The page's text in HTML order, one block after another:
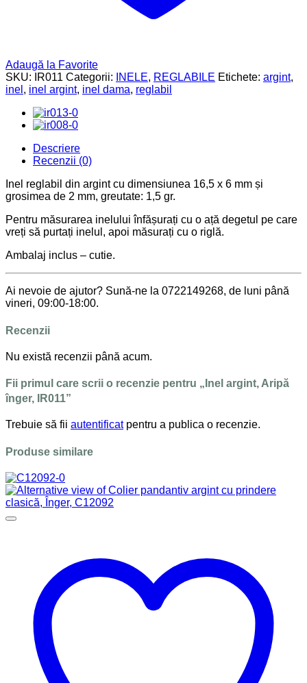
Adaugă la Favorite
SKU:
IR011 Categorii: INELE, REGLABILE Etichete: argint,
inel , inel argint, inel dama, reglabil
Descriere
Recenzii (0)
Inel reglabil din argint cu dimensiunea 16,5 x 6 mm și
grosimea de 2 mm, greutate: 1,5 gr.
Pentru măsurarea inelului înfășurați cu o ață degetul pe care
vreți să purtați inelul, apoi măsurați cu o riglă.
Ambalaj inclus – cutie.
Ai nevoie de ajutor? Sună-ne la 0722149268, de luni până
vineri, 09:00-18:00.
Recenzii
Nu există recenzii până acum.
Fii primul care scrii o recenzie pentru „Inel argint, Aripă
înger, IR011”
Trebuie să fii autentificatpentru a publica o recenzie.
Produse similare